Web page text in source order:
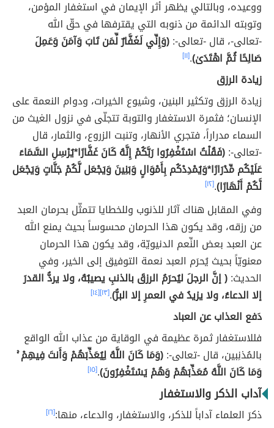
ووعيده، وبالتالي يظهر أثر الإيمان في استغفار المؤمن،
وتوبته الدائمة من ذنوبه التي يقترفها في حقّ الله
-تعالى-، قال -تعالى-:(وَإِنِّي لَغَفَّارٌ لِّمَن تَابَ وَآمَنَ وَعَمِلَ
صَالِحًا ثُمَّ اهْتَدَىٰ).[١١]
زيادة الرزق
زيادة الرزق وتكثير البنين، وشيوع الخيرات، ودوام النعمة على
الإنسان؛ فثمرة الاستغفار والتوبة تتجلّى في نزول الغيث من
السماء مدراراً، فتجري الأنهار، وتنبت الزروع، والثمار، قال
-تعالى-:(فَقُلْتُ اسْتَغْفِرُوا رَبَّكُمْ إِنَّهُ كَانَ غَفَّارًا*يُرْسِلِ السَّمَاءَ
عَلَيْكُم مِّدْرَارًا*وَيُمْدِدْكُم بِأَمْوَالٍ وَبَنِينَ وَيَجْعَل لَّكُمْ جَنَّاتٍ وَيَجْعَل
لَّكُمْ أَنْهَارًا).[١٢]
وفي المقابل هناك آثار للذنوب وللخطايا تتمثّل بحرمان العبد
من رزقه، وقد يكون هذا الحرمان محسوساً بحيث يمنع الله
عن العبد بعض النِّعم الدنيويّة، وقد يكون هذا الحرمان
معنويّاً بحيث يُحرَم العبد نعمة التوفيق إلى الخير، وفي
الحديث:( إنَّ الرجلَ ليُحرَمُ الرزقَ بالذنبِ يصيبُهُ، ولا يردُّ القدرَ
إلا الدعاءُ، ولا يزيدُ في العمرِ إلا البرُّ).[١٣] [١٤]
دَفع العذاب عن العباد
فللاستغفار ثمرة عظيمة في الوقاية من عذاب الله الواقع
بالمُذنِبين، قال -تعالى-:(وَمَا كَانَ اللَّهُ لِيُعَذِّبَهُمْ وَأَنتَ فِيهِمْ ۚ
وَمَا كَانَ اللَّهُ مُعَذِّبَهُمْ وَهُمْ يَسْتَغْفِرُونَ).[١٥]
آداب الذكر والاستغفار
ذكرَ العلماء آداباً للذكر، والاستغفار، والدعاء، منها:[١٦]